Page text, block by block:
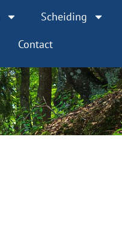
Scheiding
Contact